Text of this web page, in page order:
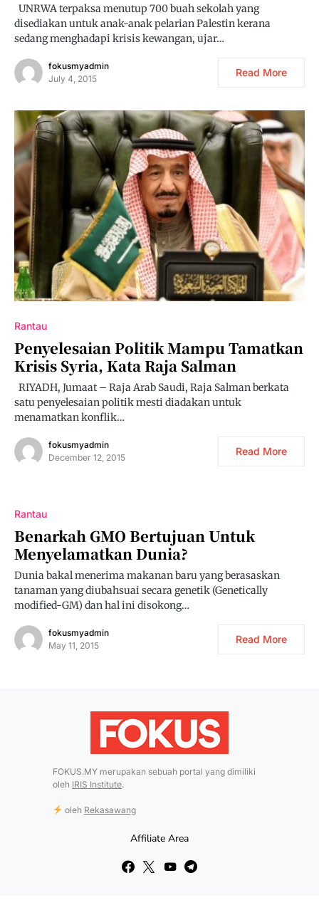
UNRWA terpaksa menutup 700 buah sekolah yang
disediakan untuk anak-anak pelarian Palestin kerana
sedang menghadapi krisis kewangan, ujar…
fokusmyadmin
July 4, 2015
Read More
Rantau
Penyelesaian Politik Mampu Tamatkan
Krisis Syria, Kata Raja Salman
RIYADH, Jumaat – Raja Arab Saudi, Raja Salman berkata
satu penyelesaian politik mesti diadakan untuk
menamatkan konflik…
fokusmyadmin
December 12, 2015
Read More
Rantau
Benarkah GMO Bertujuan Untuk
Menyelamatkan Dunia?
Dunia bakal menerima makanan baru yang berasaskan
tanaman yang diubahsuai secara genetik (Genetically
modified-GM) dan hal ini disokong…
fokusmyadmin
May 11, 2015
Read More
FOKUS.MY merupakan sebuah portal yang dimiliki
oleh IRIS Institute.
oleh Rekasawang
Affiliate Area